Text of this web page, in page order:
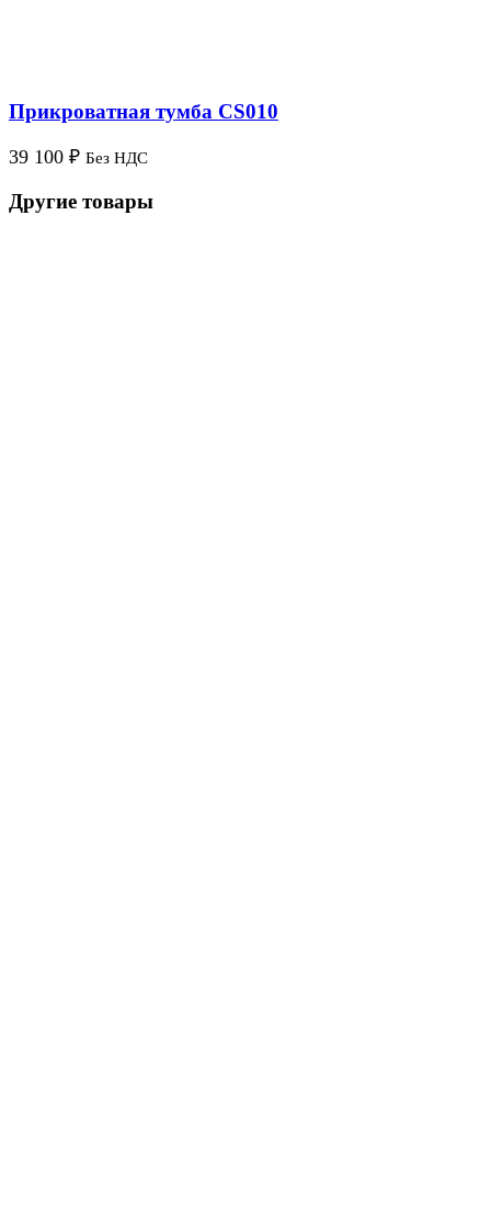
Прикроватная тумба CS010
39 100 ₽ Без НДС
Другие товары